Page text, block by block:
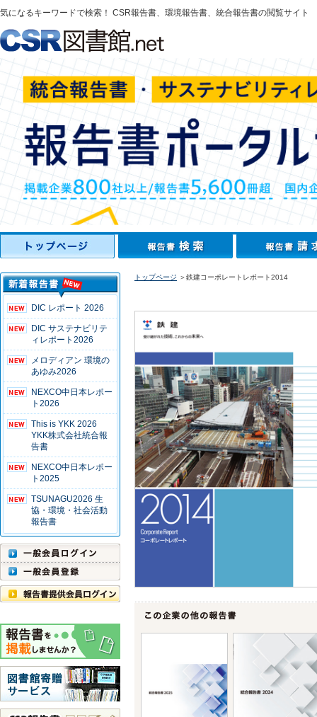
気になるキーワードで検索！ CSR報告書、環境報告書、統合報告書の閲覧サイト
DIC レポート 2026
DIC サステナビリテ
ィレポート2026
メロディアン 環境の
あゆみ2026
NEXCO中日本レポー
ト2026
This is YKK 2026
YKK株式会社統合報
告書
NEXCO中日本レポー
ト2025
TSUNAGU2026 生
協・環境・社会活動
報告書
トップページ ＞鉄建コーポレートレポート2014